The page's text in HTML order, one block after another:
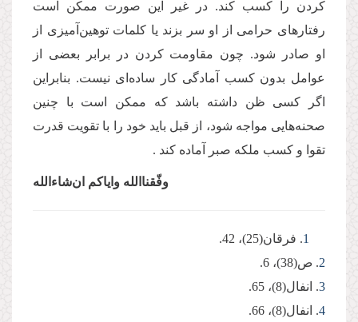
كردن را كسب كند. در غیر این صورت ممکن است
رفتارهای حرامی از او سر بزند یا کلمات توهین‌آمیزی از
او صادر شود. چون مقاومت كردن در برابر بعضی از
عوامل بدون كسب آمادگی كار ساده‌ای نیست. بنابراین
اگر كسی ظن داشته باشد که ممكن است با چنین
صحنه‌هایی مواجه شود، از قبل باید خود را با تقویت قدرت
تقوا و كسب ملکه صبر آماده كند .
وفّقناالله وایاکم ان‌شاءالله
1‌. فرقان(25)، 42.
‌2‌. ص(38)، 6.
‌3‌. انفال(8)، 65.
‌4‌. انفال(8)، 66.